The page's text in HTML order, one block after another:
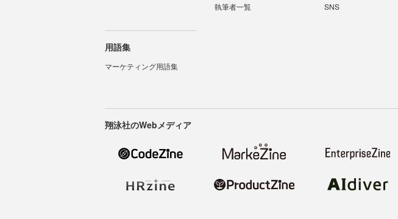
執筆者一覧
SNS
用語集
マーケティング用語集
翔泳社のWebメディア